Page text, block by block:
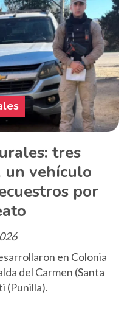
tres
un vehículo
por
en Colonia
del Carmen (Santa
(Punilla).